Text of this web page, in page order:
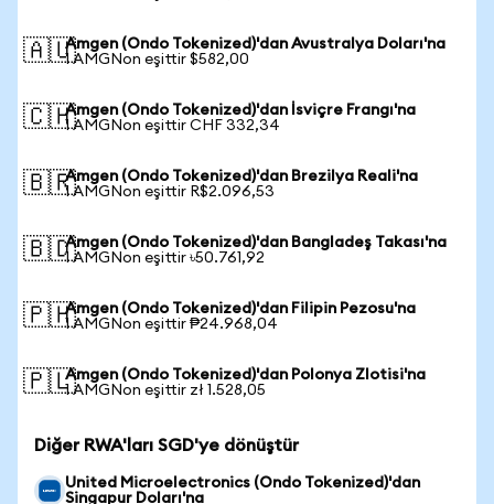
🇦🇺Amgen (Ondo Tokenized)'dan Avustralya Doları'na
1 AMGNon eşittir $582,00
🇨🇭Amgen (Ondo Tokenized)'dan İsviçre Frangı'na
1 AMGNon eşittir CHF 332,34
🇧🇷Amgen (Ondo Tokenized)'dan Brezilya Reali'na
1 AMGNon eşittir R$2.096,53
🇧🇩Amgen (Ondo Tokenized)'dan Bangladeş Takası'na
1 AMGNon eşittir ৳50.761,92
🇵🇭Amgen (Ondo Tokenized)'dan Filipin Pezosu'na
1 AMGNon eşittir ₱24.968,04
🇵🇱Amgen (Ondo Tokenized)'dan Polonya Zlotisi'na
1 AMGNon eşittir zł 1.528,05
Diğer RWA'ları SGD'ye dönüştür
United Microelectronics (Ondo Tokenized)'dan
Singapur Doları'na